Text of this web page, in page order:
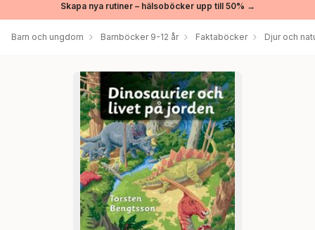
Skapa nya rutiner – hälsoböcker upp till 50% →
Barn och ungdom Barnböcker 9-12 år Faktaböcker Djur och